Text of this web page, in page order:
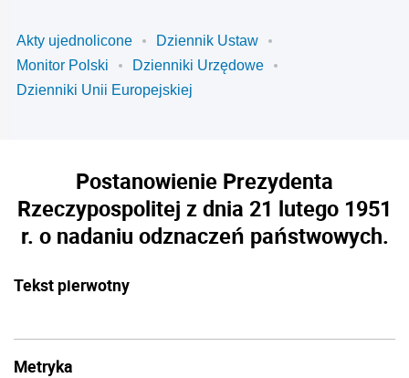
Akty ujednolicone
Dziennik Ustaw
Monitor Polski
Dzienniki Urzędowe
Dzienniki Unii Europejskiej
Postanowienie Prezydenta
Rzeczypospolitej z dnia 21 lutego 1951
r. o nadaniu odznaczeń państwowych.
Tekst pierwotny
Metryka